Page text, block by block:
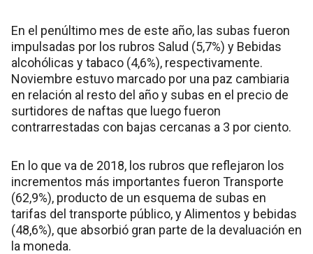
En el penúltimo mes de este año, las subas fueron
impulsadas por los rubros Salud (5,7%) y Bebidas
alcohólicas y tabaco (4,6%), respectivamente.
Noviembre estuvo marcado por una paz cambiaria
en relación al resto del año y subas en el precio de
surtidores de naftas que luego fueron
contrarrestadas con bajas cercanas a 3 por ciento.
En lo que va de 2018, los rubros que reflejaron los
incrementos más importantes fueron Transporte
(62,9%), producto de un esquema de subas en
tarifas del transporte público, y Alimentos y bebidas
(48,6%), que absorbió gran parte de la devaluación en
la moneda.